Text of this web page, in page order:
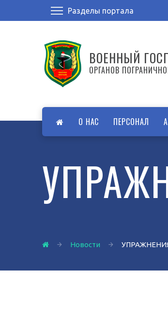
Разделы портала
ВОЕННЫЙ
ОРГАНОВ
О НАС ПЕРСОНАЛ
Новости